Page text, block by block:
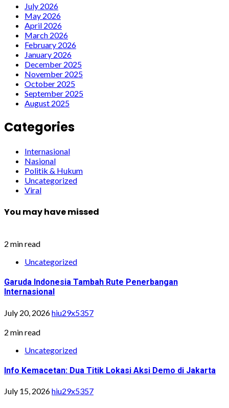
July 2026
May 2026
April 2026
March 2026
February 2026
January 2026
December 2025
November 2025
October 2025
September 2025
August 2025
Categories
Internasional
Nasional
Politik & Hukum
Uncategorized
Viral
You may have missed
2 min read
Uncategorized
Garuda Indonesia Tambah Rute Penerbangan
Internasional
July 20, 2026hiu29x5357
2 min read
Uncategorized
Info Kemacetan: Dua Titik Lokasi Aksi Demo di Jakarta
July 15, 2026hiu29x5357